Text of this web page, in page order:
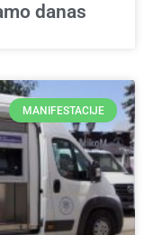
danas
MANIFESTACIJE